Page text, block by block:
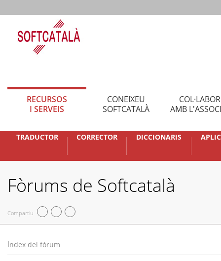
RECURSOS
I SERVEIS
CONEIXEU
SOFTCATALÀ
AMB
TRADUCTOR CORRECTOR DICCIONARIS
Fòrums de Softcatalà
Compartiu
Índex del fòrum